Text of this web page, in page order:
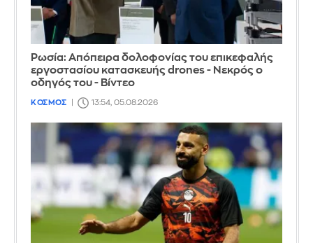
Ρωσία: Απόπειρα δολοφονίας του επικεφαλής
εργοστασίου κατασκευής drones - Νεκρός ο
οδηγός του - Βίντεο
ΚΟΣΜΟΣ 13:54, 05.08.2026